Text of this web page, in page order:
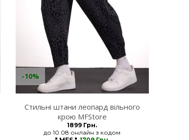
Стильні штани леопард вільного
крою MFStore
1899 Грн.
до 10.08 онлайн з кодом
-10%